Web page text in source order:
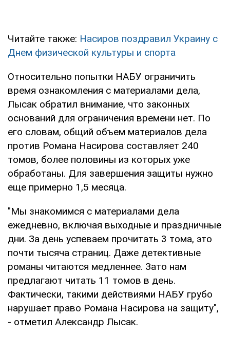
Читайте также: Насиров поздравил Украину с
Днем физической культуры и спорта
Относительно попытки НАБУ ограничить
время ознакомления с материалами дела,
Лысак обратил внимание, что законных
оснований для ограничения времени нет. По
его словам, общий объем материалов дела
против Романа Насирова составляет 240
томов, более половины из которых уже
обработаны. Для завершения защиты нужно
еще примерно 1,5 месяца.
"Мы знакомимся с материалами дела
ежедневно, включая выходные и праздничные
дни. За день успеваем прочитать 3 тома, это
почти тысяча страниц. Даже детективные
романы читаются медленнее. Зато нам
предлагают читать 11 томов в день.
Фактически, такими действиями НАБУ грубо
нарушает право Романа Насирова на защиту",
- отметил Александр Лысак.